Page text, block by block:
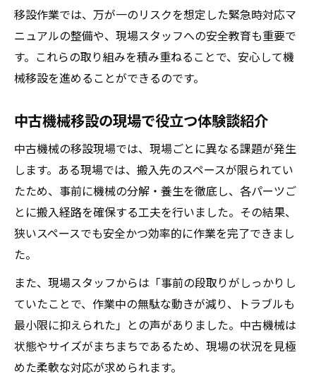
移設作業では、万が一のリスクを想定した緊急時対応マ
ニュアルの整備や、現場スタッフへの安全教育も重要で
す。これらの取り組みを積み重ねることで、安心して機
械移設を進めることができるのです。
中古機械移設の現場で役立つ体験談紹介
中古機械の移設現場では、現場ごとに異なる課題が発生
します。ある現場では、搬入先のスペースが限られてい
たため、事前に機械の分解・養生を徹底し、各パーツご
とに搬入経路を確保する工夫を行いました。その結果、
狭いスペースでも安全かつ効率的に作業を完了できまし
た。
また、現場スタッフからは「事前の段取りがしっかりし
ていたことで、作業中の無駄な動きが減り、トラブルも
最小限に抑えられた」との声がありました。中古機械は
状態やサイズがまちまちであるため、現場の状況を見極
めた柔軟な対応が求められます。